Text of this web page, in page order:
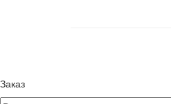
Заказ